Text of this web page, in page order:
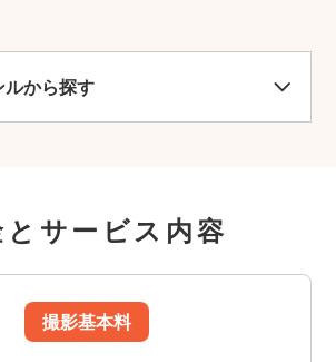
ルから探す
とサービス内容
撮影基本料